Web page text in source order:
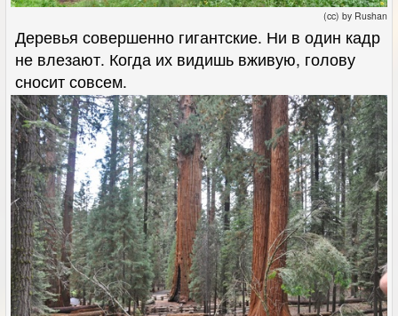
(cc) by Rushan
Деревья совершенно гигантские. Ни в один кадр
не влезают. Когда их видишь вживую, голову
сносит совсем.